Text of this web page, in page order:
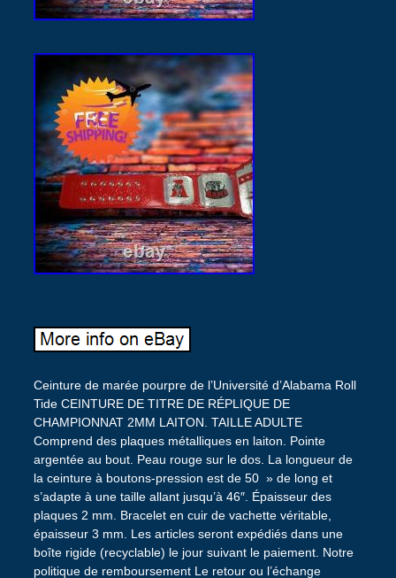
Ceinture de marée pourpre de l’Université d’Alabama Roll
Tide CEINTURE DE TITRE DE RÉPLIQUE DE
CHAMPIONNAT 2MM LAITON. TAILLE ADULTE
Comprend des plaques métalliques en laiton. Pointe
argentée au bout. Peau rouge sur le dos. La longueur de
la ceinture à boutons-pression est de 50 » de long et
s’adapte à une taille allant jusqu’à 46″. Épaisseur des
plaques 2 mm. Bracelet en cuir de vachette véritable,
épaisseur 3 mm. Les articles seront expédiés dans une
boîte rigide (recyclable) le jour suivant le paiement. Notre
politique de remboursement Le retour ou l’échange